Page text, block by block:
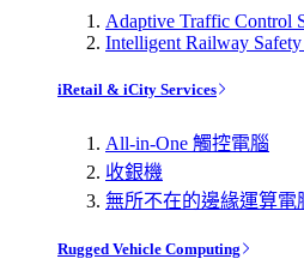
Adaptive Traffic Control
Intelligent Railway
iRetail & iCity Services
All-in-One 觸控電腦
收銀機
無所不在的邊緣運算電
Rugged Vehicle Computing